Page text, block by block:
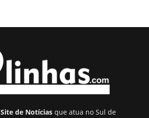
Site de Notíciasque atua no Sul de